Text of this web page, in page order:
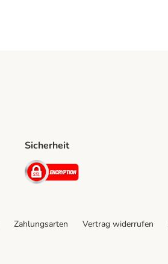
Sicherheit
Security
Zahlungsarten Vertrag widerrufen